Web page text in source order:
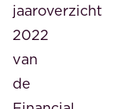
jaaroverzicht
2022
van
de